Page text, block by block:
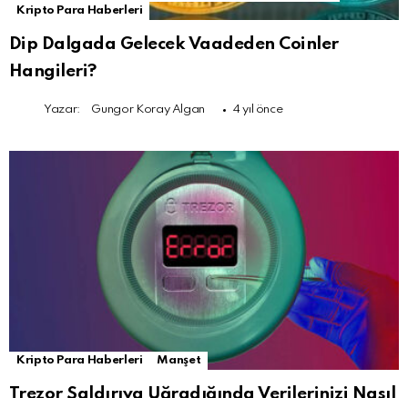
Kripto Para Haberleri
Dip Dalgada Gelecek Vaadeden Coinler
Hangileri?
Yazar: Gungor Koray Algan 4 yıl önce
Kripto Para Haberleri Manşet
Trezor Saldırıya Uğradığında Verilerinizi Nasıl